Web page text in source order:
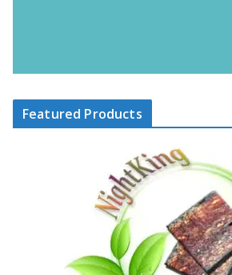
Featured Products